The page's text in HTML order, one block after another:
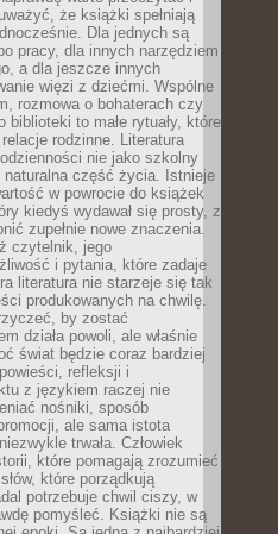
że książki spełniają
Dla jednych są
pracy, dla innych narzędziem
a dla jeszcze innych
więzi z dziećmi. Wspólne
rozmowa o bohaterach czy
biblioteki to małe rytuały, które
rodzinne. Literatura
nie jako szkolny
naturalna część życia. Istnieje
w powrocie do książek
kiedyś wydawał się prosty, z
zupełnie nowe znaczenia.
czytelnik, jego
i pytania, które zadaje
literatura nie starzeje się tak
produkowanych na chwilę.
by zostać
działa powoli, ale właśnie
świat będzie coraz bardziej
refleksji i
z językiem raczej nie
nośniki, sposób
ale sama istota
trwała. Człowiek
które pomagają zrozumieć
które porządkują
potrzebuje chwil ciszy, w
pomyśleć. Książki nie są